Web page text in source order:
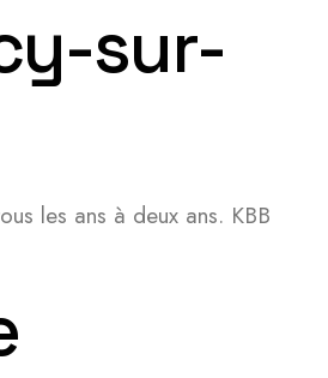
sur-
les ans à deux ans. KBB